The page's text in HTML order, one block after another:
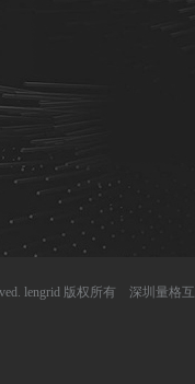
lengrid 版权所有 深圳量格